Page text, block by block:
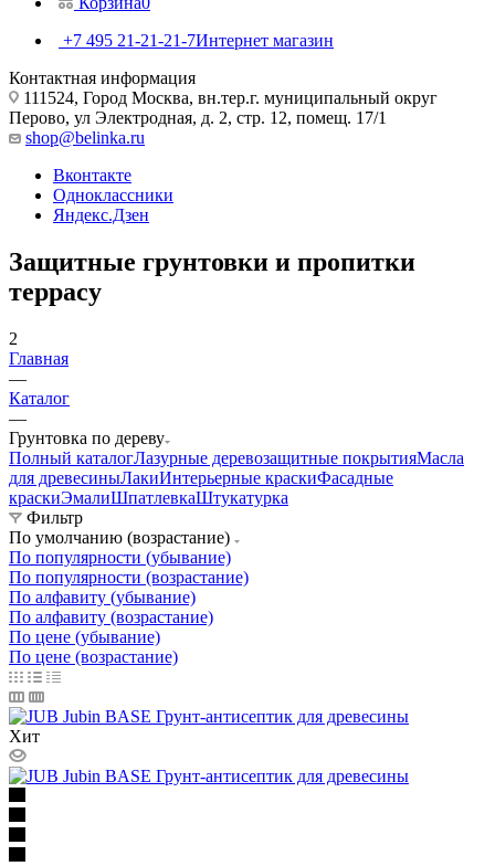
+7 495 21-21-21-7Интернет магазин
Контактная информация
111524, Город Москва, вн.тер.г. муниципальный округ
Перово, ул Электродная, д. 2, стр. 12, помещ. 17/1
shop@belinka.ru
Вконтакте
Одноклассники
Яндекс.Дзен
Защитные грунтовки и пропитки
террасу
2
Главная
—
Каталог
—
Грунтовка по дереву
Полный каталогЛазурные деревозащитные покрытияМасла
для древесиныЛакиИнтерьерные краскиФасадные
краскиЭмалиШпатлевкаШтукатурка
Фильтр
По умолчанию (возрастание)
По популярности (убывание)
По популярности (возрастание)
По алфавиту (убывание)
По алфавиту (возрастание)
По цене (убывание)
По цене (возрастание)
Хит